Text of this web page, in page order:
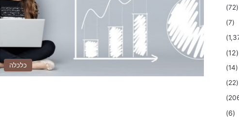
כלכלה
(72)
(7)
(12)
(14)
(22)
(6)